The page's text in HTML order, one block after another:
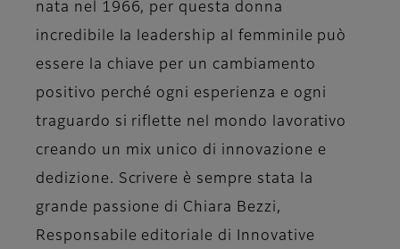
nata nel 1966, per questa donna
incredibile la leadership al femminile può
essere la chiave per un cambiamento
positivo perché ogni esperienza e ogni
traguardo si riflette nel mondo lavorativo
creando un mix unico di innovazione e
dedizione. Scrivere è sempre stata la
grande passione di Chiara Bezzi,
Responsabile editoriale di Innovative